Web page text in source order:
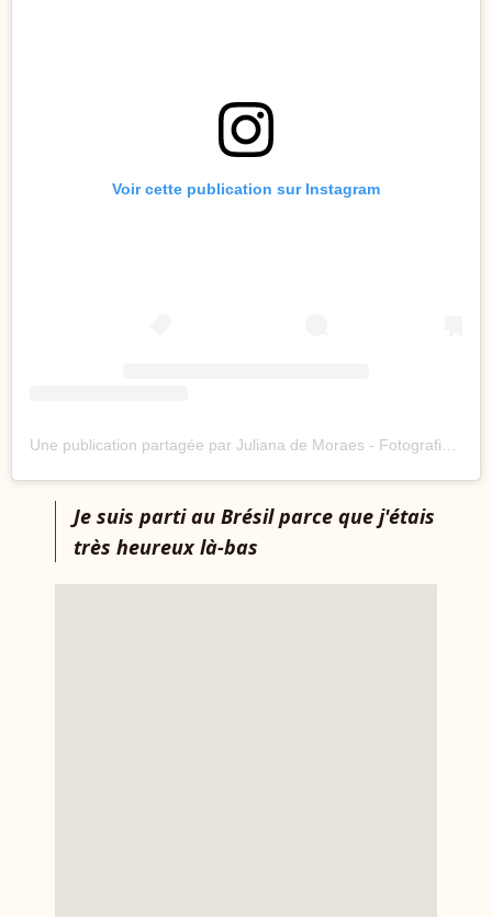
Voir cette publication sur Instagram
Je suis parti au Brésil parce que j'étais
très heureux là-bas